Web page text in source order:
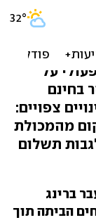
על
בחינם
צפויים:
מהמכולת
תשלום
ברינג
הביתה תוך